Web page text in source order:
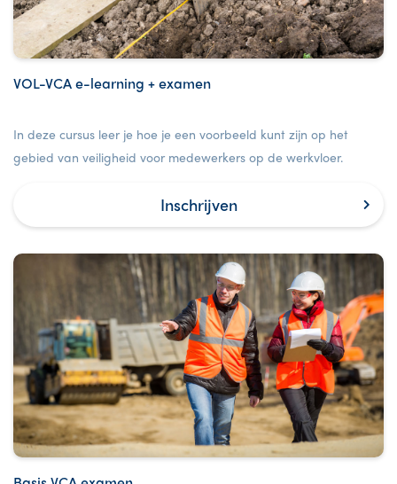
VOL-VCA e-learning + examen
In deze cursus leer je hoe je een voorbeeld kunt zijn op het
gebied van veiligheid voor medewerkers op de werkvloer.
Inschrijven